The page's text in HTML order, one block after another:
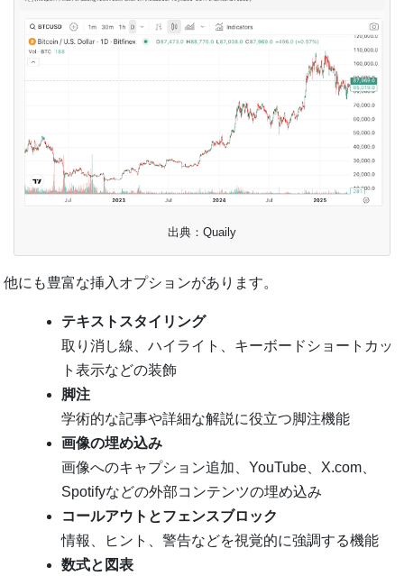
出典：Quaily
他にも豊富な挿入オプションがあります。
テキストスタイリング
取り消し線、ハイライト、キーボードショートカッ
ト表示などの装飾
脚注
学術的な記事や詳細な解説に役立つ脚注機能
画像の埋め込み
画像へのキャプション追加、YouTube、X.com、
Spotifyなどの外部コンテンツの埋め込み
コールアウトとフェンスブロック
情報、ヒント、警告などを視覚的に強調する機能
数式と図表